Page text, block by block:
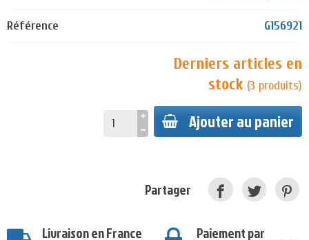
Référence G156921
Derniers articles en
stock (3 produits)
Ajouter au panier
Partager
Livraison en France Paiement par